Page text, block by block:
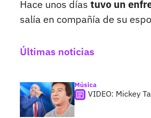
Hace unos días tuvo un
salía en compañía de su
Últimas noticias
Música
VIDEO: Mickey